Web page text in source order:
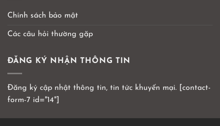
Chính sách bảo mật
Các câu hỏi thường gặp
ĐĂNG KÝ NHẬN THÔNG TIN
Đăng ký cập nhật thông tin, tin tức khuyến mại. [contact-
form-7 id="14"]